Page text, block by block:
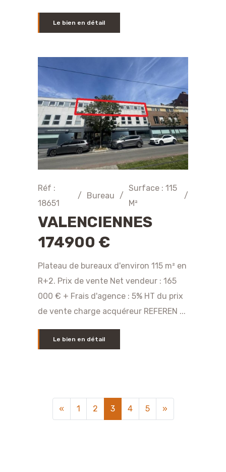
Le bien en détail
Réf :
18651
/ Bureau /
Surface : 115
M²
/
VALENCIENNES
174900 €
Plateau de bureaux d'environ 115 m² en
R+2. Prix de vente Net vendeur : 165
000 € + Frais d'agence : 5% HT du prix
de vente charge acquéreur REFEREN ...
Le bien en détail
«Précédent
1 2 3 4 5 Suivant
»